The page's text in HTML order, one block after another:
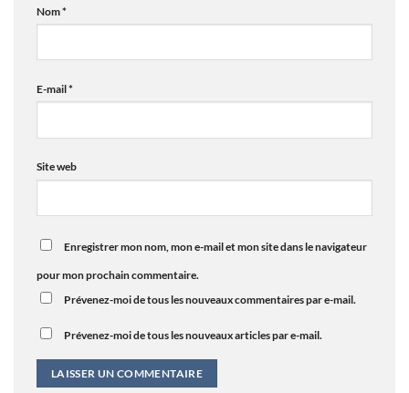
Nom*
E-mail*
Site web
Enregistrer mon nom, mon e-mail et mon site dans le navigateur
pour mon prochain commentaire.
Prévenez-moi de tous les nouveaux commentaires par e-mail.
Prévenez-moi de tous les nouveaux articles par e-mail.